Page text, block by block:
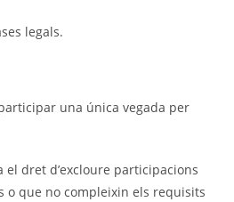
legals.
una única vegada per
el dret d’excloure participacions
o que no compleixin els requisits